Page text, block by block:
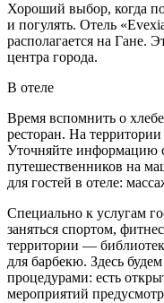
Хороший выбор, когда
и погулять. Отель
располагается на Гане.
центра города.
В отеле
Время вспомнить о
ресторан. На
Уточняйте информацию
путешественников на
для гостей в отеле:
Специально к услугам
заняться спортом,
территории —
для барбекю. Здесь
процедурами: есть
мероприятий